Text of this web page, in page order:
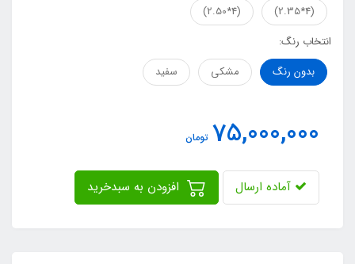
(4*2.35)
(4*2.50)
انتخاب رنگ:
بدون رنگ
مشکی سفید
75,000,000 تومان
آماده ارسال